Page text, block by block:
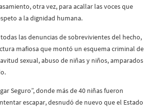
otra vez, para acallar las voces que
a la dignidad humana.
las denuncias de sobrevivientes del hecho,
mafiosa que montó un esquema criminal de
sexual, abuso de niñas y niños, amparados
Seguro”, donde más de 40 niñas fueron
escapar, desnudó de nuevo que el Estado